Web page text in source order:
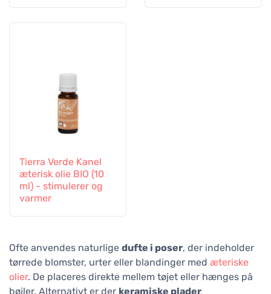
Tierra Verde Kanel
æterisk olie BIO (10
ml) - stimulerer og
varmer
Ofte anvendes naturlige dufte i poser, der indeholder
tørrede blomster, urter eller blandinger med æteriske
olier. De placeres direkte mellem tøjet eller hænges på
bøjler. Alternativt er der keramiske plader